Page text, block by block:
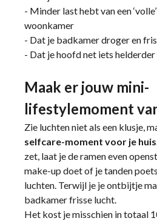
- Minder last hebt van een
woonkamer
- Dat je badkamer droger en
- Dat je hoofd net iets
Maak er jouw mini-
lifestylemoment
Zie luchten niet als een klusje,
selfcare-moment voor je huis
zet, laat je de ramen even
make-up doet of je tanden
luchten. Terwijl je je ontbijtje
badkamer frisse lucht.
Het kost je misschien in totaal